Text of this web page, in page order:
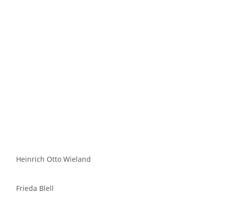
Heinrich Otto Wieland
Frieda Blell